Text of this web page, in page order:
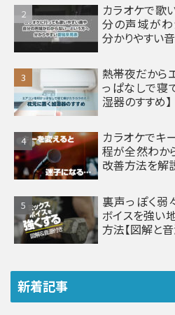
カラオケで歌
分の声域が
分かりやすい
熱帯夜だから
っぱなしで寝
湿器のすすめ】
カラオケでキ
程が全然わか
改善方法を解
裏声っぽく弱
ボイスを強い
方法【図解と
新着記事